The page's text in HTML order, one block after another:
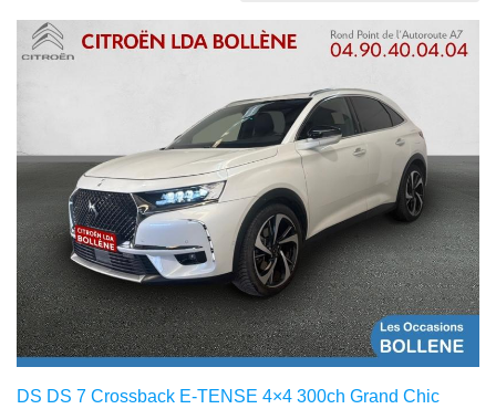
DS DS 7 Crossback E-TENSE 4×4 300ch Grand Chic